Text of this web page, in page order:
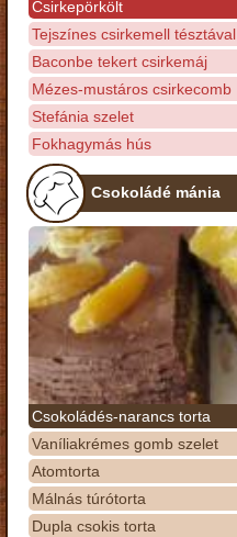
Csirkepörkölt
Tejszínes csirkemell tésztával
Baconbe tekert csirkemáj
Mézes-mustáros csirkecomb
Stefánia szelet
Fokhagymás hús
Csokoládé mánia
Csokoládés-narancs torta
Vaníliakrémes gomb szelet
Atomtorta
Málnás túrótorta
Dupla csokis torta